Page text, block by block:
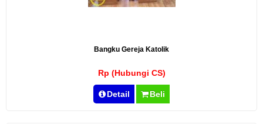
Bangku Gereja Katolik
Rp (Hubungi CS)
Detail Beli